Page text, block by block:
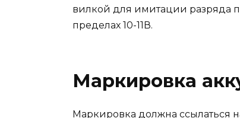
вилкой для имитации разряда
пределах 10-11В.
Маркировка
Маркировка должна ссылаться